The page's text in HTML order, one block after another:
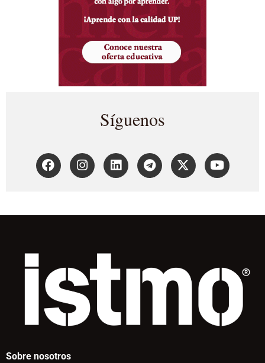
Síguenos
Sobre nosotros